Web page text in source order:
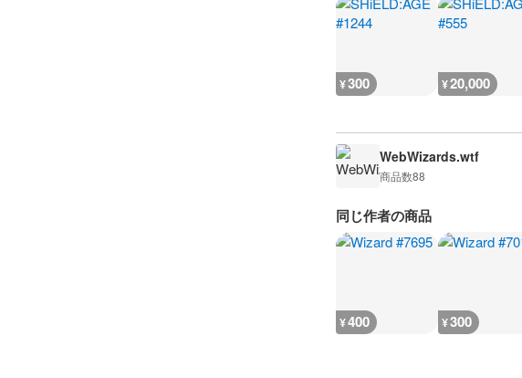
¥300 ¥20,000
WebWizards.wtf
商品数88
同じ作者の商品
¥400 ¥300